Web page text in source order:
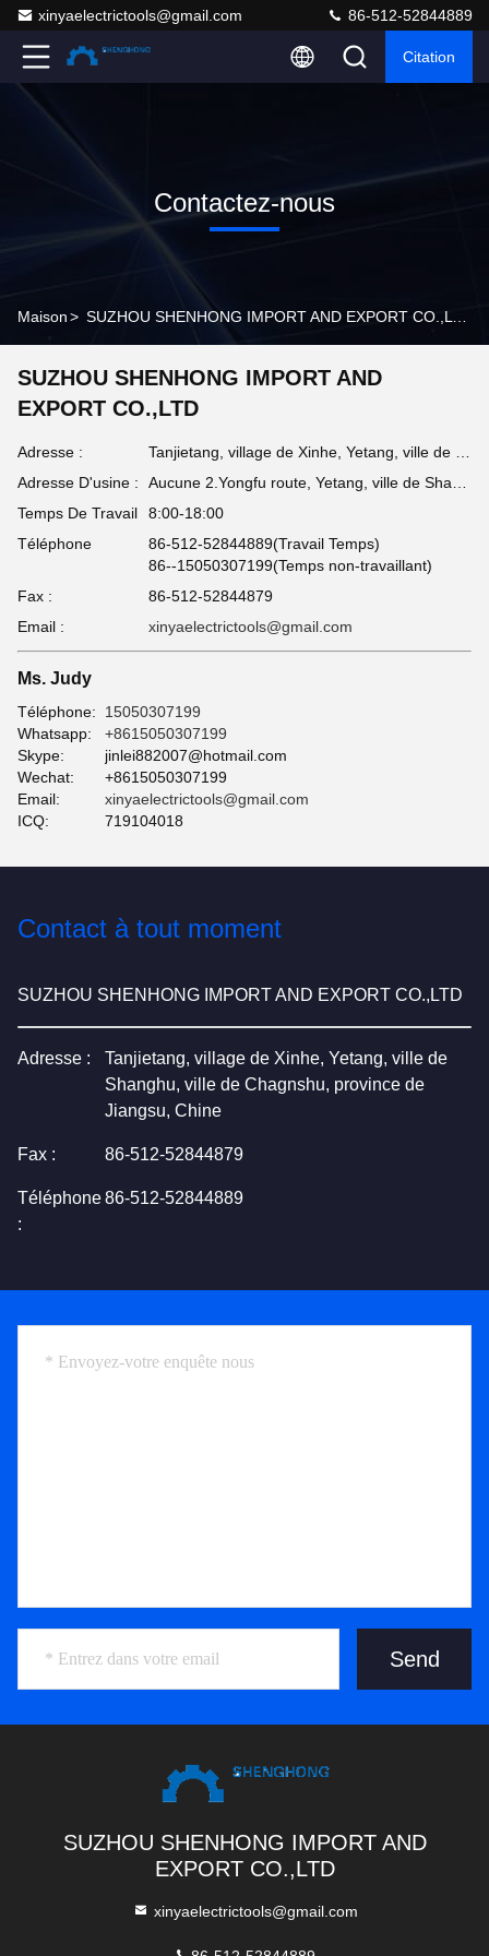
xinyaelectrictools@gmail.com 86-512-52844889
Citation
Contactez-nous
Maison>
SUZHOU SHENHONG IMPORT AND
EXPORT CO.,LTD
Adresse :
Adresse D'usine :
Temps De Travail
8:00-18:00
Téléphone
86-512-52844889(Travail Temps)
86--15050307199(Temps non-travaillant)
Fax :
86-512-52844879
Email :
xinyaelectrictools@gmail.com
Ms. Judy
Téléphone:
15050307199
Whatsapp:
+8615050307199
Skype:
jinlei882007@hotmail.com
Wechat:
+8615050307199
Email:
xinyaelectrictools@gmail.com
ICQ:
719104018
Contact à tout moment
SUZHOU SHENHONG IMPORT AND EXPORT CO.,LTD
Adresse :
Tanjietang, village de Xinhe, Yetang, ville de
Shanghu, ville de Chagnshu, province de
Jiangsu, Chine
Fax : 86-512-52844879
Téléphone
:
86-512-52844889
Send
SUZHOU SHENHONG IMPORT AND
EXPORT CO.,LTD
xinyaelectrictools@gmail.com